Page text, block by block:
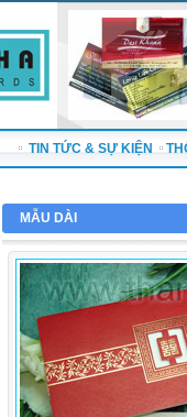
TIN TỨC & SỰ KIỆN
MẪU DÀI